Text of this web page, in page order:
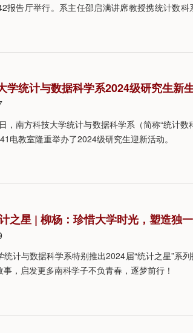
报告厅举行。系主任邵启满讲席教授携统计数
学统计与数据科学系2024级研究生新
，南方科技大学统计与数据科学系（简称“统计数
电教室隆重举办了2024级研究生迎新活动。
之星 | 柳杨：珍惜大学时光，塑造独
统计与数据科学系特别推出2024届“统计之星”系
事，启发更多南科学子不负青春，逐梦前行！